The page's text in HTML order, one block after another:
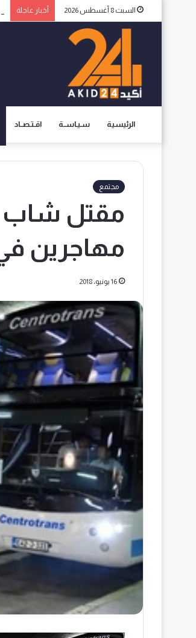
السبت 8 أغسطس 2026 أخبار عاجلة
الرئيسية سـيـاســة اقـتـصــاد
مجتمع
مقتل شاب
مهاجرين
16 يونيو، 2018